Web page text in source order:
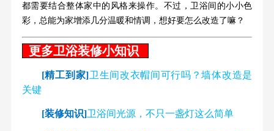
都需要结合整体家中的风格来操作。不过，卫浴间的小小色
彩，总能为家增添几分温暖和情调，想好要怎么改造了嘛？
更多卫浴装修小知识
[精工到家]卫生间改衣帽间可行吗？墙体改造是
关键
[装修知识]卫浴间光源，不只一盏灯这么简单